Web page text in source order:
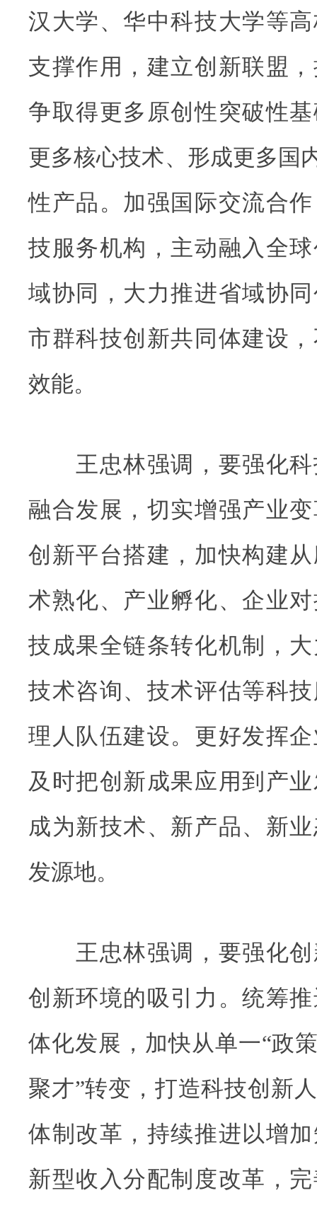
汉大学、华中科技大学等
支撑作用，建立创新联盟
争取得更多原创性突破性
更多核心技术、形成更多国
性产品。加强国际交流合
技服务机构，主动融入全
域协同，大力推进省域协
市群科技创新共同体建设
效能。
王忠林强调，要强化科
融合发展，切实增强产业
创新平台搭建，加快构建
术熟化、产业孵化、企业
技成果全链条转化机制，
技术咨询、技术评估等科
理人队伍建设。更好发挥
及时把创新成果应用到产
成为新技术、新产品、新
发源地。
王忠林强调，要强化创
创新环境的吸引力。统筹
体化发展，加快从单一“政
聚才”转变，打造科技创新
体制改革，持续推进以增
新型收入分配制度改革，